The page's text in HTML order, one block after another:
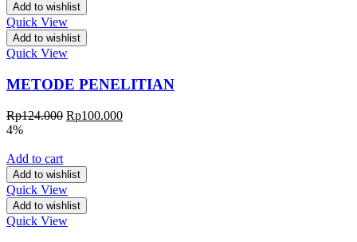
Add to wishlist
Quick View
Add to wishlist
Quick View
METODE PENELITIAN
Rp124.000 Rp100.000
4%
Add to cart
Add to wishlist
Quick View
Add to wishlist
Quick View